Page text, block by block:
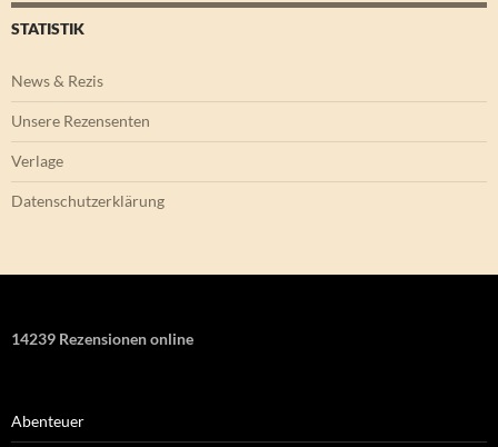
STATISTIK
News & Rezis
Unsere Rezensenten
Verlage
Datenschutzerklärung
14239 Rezensionen online
Abenteuer